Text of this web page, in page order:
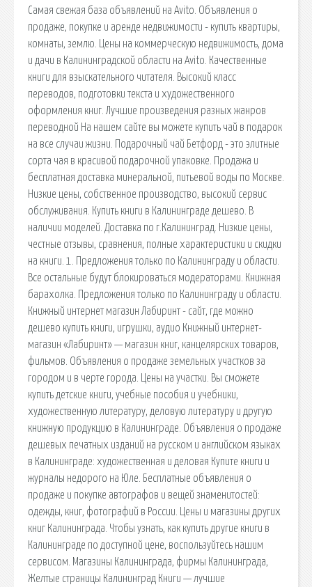
Самая свежая база объявлений на Avito. Объявления о
продаже, покупке и аренде недвижимости - купить квартиры,
комнаты, землю. Цены на коммерческую недвижимость, дома
и дачи в Калининградской области на Avito. Качественные
книги для взыскательного читателя. Высокий класс
переводов, подготовки текста и художественного
оформления книг. Лучшие произведения разных жанров
переводной На нашем сайте вы можете купить чай в подарок
на все случаи жизни. Подарочный чай Бетфорд - это элитные
сорта чая в красивой подарочной упаковке. Продажа и
бесплатная доставка минеральной, питьевой воды по Москве.
Низкие цены, собственное производство, высокий сервис
обслуживания. Купить книги в Калининграде дешево. В
наличии моделей. Доставка по г.Калининград. Низкие цены,
честные отзывы, сравнения, полные характеристики и скидки
на книги. 1. Предложения только по Калининграду и области.
Все остальные будут блокироваться модераторами. Книжная
барахолка. Предложения только по Калининграду и области.
Книжный интернет магазин Лабиринт - сайт, где можно
дешево купить книги, игрушки, аудио Книжный интернет-
магазин «Лабиринт» — магазин книг, канцелярских товаров,
фильмов. Объявления о продаже земельных участков за
городом и в черте города. Цены на участки. Вы сможете
купить детские книги, учебные пособия и учебники,
художественную литературу, деловую литературу и другую
книжную продукцию в Калининграде. Объявления о продаже
дешевых печатных изданий на русском и английском языках
в Калининграде: художественная и деловая Купите книги и
журналы недорого на Юле. Бесплатные объявления о
продаже и покупке автографов и вещей знаменитостей:
одежды, книг, фотографий в России. Цены и магазины других
книг Калининграда. Чтобы узнать, как купить другие книги в
Калининграде по доступной цене, воспользуйтесь нашим
сервисом. Магазины Калининграда, фирмы Калининграда,
Желтые страницы Калининград Книги — лучшие